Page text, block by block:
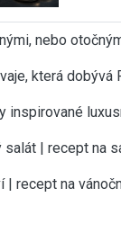
nebo
která dobývá
inspirované
| recept na
| recept na